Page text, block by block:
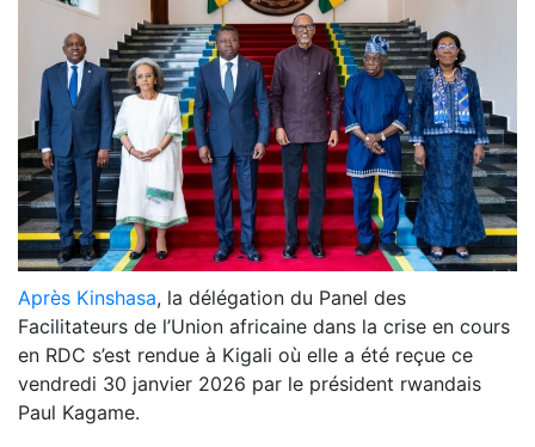
Après Kinshasa, la délégation du Panel des
Facilitateurs de l’Union africaine dans la crise en cours
en RDC s’est rendue à Kigali où elle a été reçue ce
vendredi 30 janvier 2026 par le président rwandais
Paul Kagame.